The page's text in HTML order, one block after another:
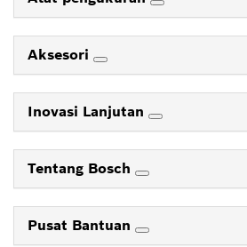
Aksesori
Inovasi Lanjutan
Tentang Bosch
Pusat Bantuan